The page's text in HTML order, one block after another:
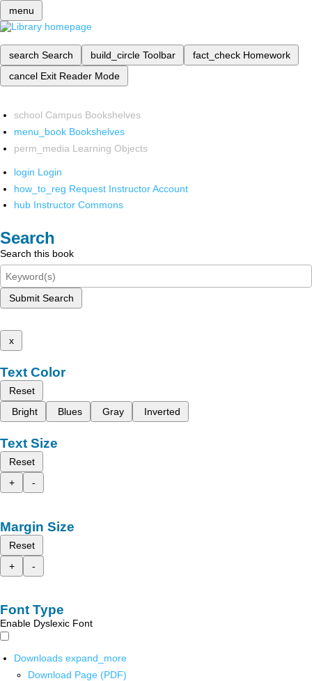
menu
search Search build_circle Toolbar fact_check Homework
cancel Exit Reader Mode
school Campus Bookshelves
menu_book Bookshelves
perm_media Learning Objects
login Login
how_to_reg Request Instructor Account
hub Instructor Commons
Search
Search this book
Submit Search
x
Text Color
Reset
Bright
Blues Gray Inverted
Text Size
Reset
+
-
Margin Size
Reset
+
-
Font Type
Enable Dyslexic Font
Downloads expand_more
Download Page (PDF)